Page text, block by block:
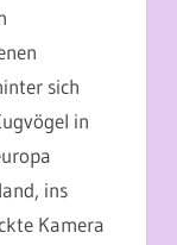
sich
in
ins
Kamera